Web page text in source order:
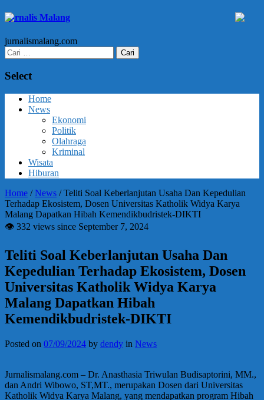
Jurnalis Malang
jurnalismalang.com
Cari
untuk:
Select
Home
News
Ekonomi
Politik
Olahraga
Kriminal
Wisata
Hiburan
Home /News /Teliti Soal Keberlanjutan Usaha Dan Kepedulian
Terhadap Ekosistem, Dosen Universitas Katholik Widya Karya
Malang Dapatkan Hibah Kemendikbudristek-DIKTI
👁 332 views since September 7, 2024
Teliti Soal Keberlanjutan Usaha Dan
Kepedulian Terhadap Ekosistem, Dosen
Universitas Katholik Widya Karya
Malang Dapatkan Hibah
Kemendikbudristek-DIKTI
Posted on 07/09/2024 by dendy in News
Jurnalismalang.com – Dr. Anasthasia Triwulan Budisaptorini, MM.,
dan Andri Wibowo, ST,MT., merupakan Dosen dari Universitas
Katholik Widya Karya Malang, yang mendapatkan program Hibah